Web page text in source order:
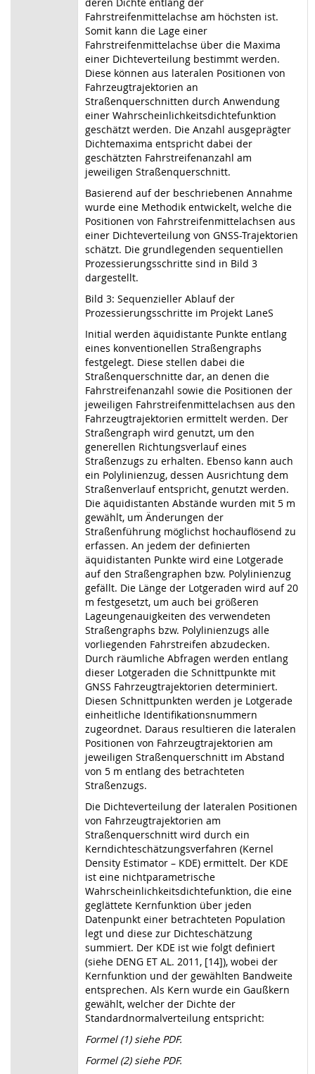
Fahrstreifenmittelachse am höchsten ist.
Somit kann die Lage einer
Fahrstreifenmittelachse über die Maxima
einer Dichteverteilung bestimmt werden.
Diese können aus lateralen Positionen von
Fahrzeugtrajektorien an
Straßenquerschnitten durch Anwendung
einer Wahrscheinlichkeitsdichtefunktion
geschätzt werden. Die Anzahl ausgeprägter
Dichtemaxima entspricht dabei der
geschätzten Fahrstreifenanzahl am
jeweiligen Straßenquerschnitt.
Basierend auf der beschriebenen Annahme
wurde eine Methodik entwickelt, welche die
Positionen von Fahrstreifenmittelachsen aus
einer Dichteverteilung von GNSS-Trajektorien
schätzt. Die grundlegenden sequentiellen
Prozessierungsschritte sind in Bild 3
dargestellt.
Bild 3: Sequenzieller Ablauf der
Prozessierungsschritte im Projekt LaneS
Initial werden äquidistante Punkte entlang
eines konventionellen Straßengraphs
festgelegt. Diese stellen dabei die
Straßenquerschnitte dar, an denen die
Fahrstreifenanzahl sowie die Positionen der
jeweiligen Fahrstreifenmittelachsen aus den
Fahrzeugtrajektorien ermittelt werden. Der
Straßengraph wird genutzt, um den
generellen Richtungsverlauf eines
Straßenzugs zu erhalten. Ebenso kann auch
ein Polylinienzug, dessen Ausrichtung dem
Straßenverlauf entspricht, genutzt werden.
Die äquidistanten Abstände wurden mit 5 m
gewählt, um Änderungen der
Straßenführung möglichst hochauflösend zu
erfassen. An jedem der definierten
äquidistanten Punkte wird eine Lotgerade
auf den Straßengraphen bzw. Polylinienzug
gefällt. Die Länge der Lotgeraden wird auf 20
m festgesetzt, um auch bei größeren
Lageungenauigkeiten des verwendeten
Straßengraphs bzw. Polylinienzugs alle
vorliegenden Fahrstreifen abzudecken.
Durch räumliche Abfragen werden entlang
dieser Lotgeraden die Schnittpunkte mit
GNSS Fahrzeugtrajektorien determiniert.
Diesen Schnittpunkten werden je Lotgerade
einheitliche Identifikationsnummern
zugeordnet. Daraus resultieren die lateralen
Positionen von Fahrzeugtrajektorien am
jeweiligen Straßenquerschnitt im Abstand
von 5 m entlang des betrachteten
Straßenzugs.
Die Dichteverteilung der lateralen Positionen
von Fahrzeugtrajektorien am
Straßenquerschnitt wird durch ein
Kerndichteschätzungsverfahren (Kernel
Density Estimator – KDE) ermittelt. Der KDE
ist eine nichtparametrische
Wahrscheinlichkeitsdichtefunktion, die eine
geglättete Kernfunktion über jeden
Datenpunkt einer betrachteten Population
legt und diese zur Dichteschätzung
summiert. Der KDE ist wie folgt definiert
(siehe DENG ET AL. 2011, [14]), wobei der
Kernfunktion und der gewählten Bandweite
entsprechen. Als Kern wurde ein Gaußkern
gewählt, welcher der Dichte der
Standardnormalverteilung entspricht:
Formel (1) siehe PDF.
Formel (2) siehe PDF.